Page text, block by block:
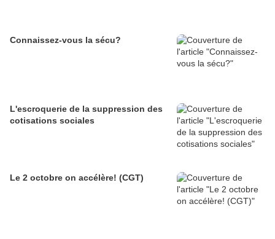
Connaissez-vous la sécu?
L'escroquerie de la suppression des
cotisations sociales
Le 2 octobre on accélère! (CGT)